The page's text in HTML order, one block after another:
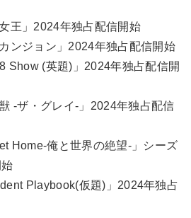
王」2024年独占配信開始
ンジョン」2024年独占配信開始
Show (英題)」2024年独占配信開
-ザ・グレイ-」2024年独占配信
Home-俺と世界の絶望-」シーズ
Playbook(仮題)」2024年独占